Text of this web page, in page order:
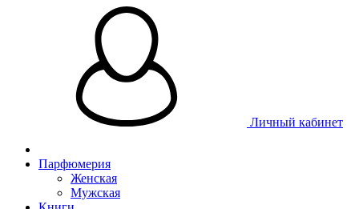
Личный кабинет
Парфюмерия
Женская
Мужская